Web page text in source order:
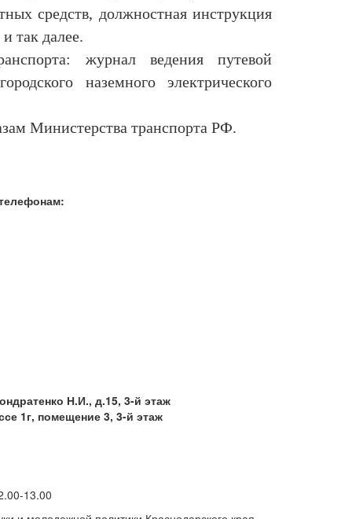
средств, должностная инструкция
так далее.
журнал ведения путевой
наземного электрического
Министерства транспорта РФ.
Н.И., д.15, 3-й этаж
1г, помещение 3, 3-й этаж
13.00